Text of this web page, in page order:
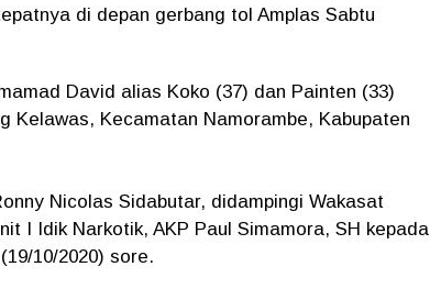
di depan gerbang tol Amplas Sabtu
David alias Koko (37) dan Painten (33)
Kelawas, Kecamatan Namorambe, Kabupaten
Nicolas Sidabutar, didampingi Wakasat
I Idik Narkotik, AKP Paul Simamora, SH kepada
10/2020) sore.